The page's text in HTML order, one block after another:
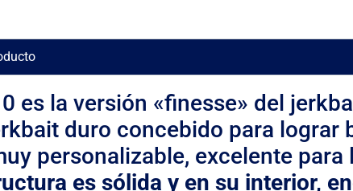
es la versión «finesse» del
duro concebido para lograr
personalizable, excelente
es sólida y en su interior,